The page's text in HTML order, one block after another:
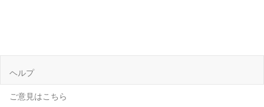
ヘルプ
ご意見はこちら